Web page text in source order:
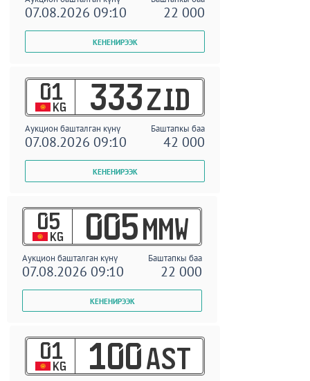
07.08.2026 09:10 22 000
01
KG 333 ZID
Аукцион башталган күнү Баштапкы баа
07.08.2026 09:10 42 000
05
KG 005 MMW
Аукцион башталган күнү Баштапкы баа
07.08.2026 09:10 22 000
01
KG 100 AST